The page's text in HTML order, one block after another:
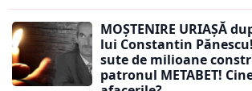
MOȘTENIRE URIAȘĂ
lui Constantin
sute de milioane
patronul METABET!